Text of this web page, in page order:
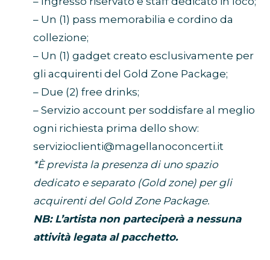
– Un (1) pass memorabilia e cordino da
collezione;
– Un (1) gadget creato esclusivamente per
gli acquirenti del Gold Zone Package;
– Due (2) free drinks;
– Servizio account per soddisfare al meglio
ogni richiesta prima dello show:
servizioclienti@magellanoconcerti.it
*È prevista la presenza di uno spazio
dedicato e separato (Gold zone) per gli
acquirenti del Gold Zone Package.
NB: L’artista non parteciperà a nessuna
attività legata al pacchetto.